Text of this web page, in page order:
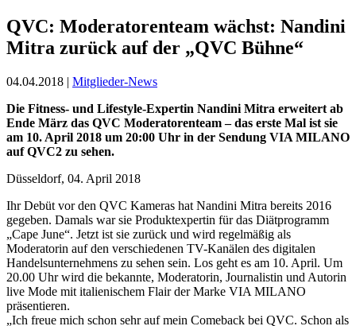
QVC: Moderatorenteam wächst: Nandini
Mitra zurück auf der „QVC Bühne“
04.04.2018 | Mitglieder-News
Die Fitness- und Lifestyle-Expertin Nandini Mitra erweitert ab
Ende März das QVC Moderatorenteam – das erste Mal ist sie
am 10. April 2018 um 20:00 Uhr in der Sendung VIA MILANO
auf QVC2 zu sehen.
Düsseldorf, 04. April 2018
Ihr Debüt vor den QVC Kameras hat Nandini Mitra bereits 2016
gegeben. Damals war sie Produktexpertin für das Diätprogramm
„Cape June“. Jetzt ist sie zurück und wird regelmäßig als
Moderatorin auf den verschiedenen TV-Kanälen des digitalen
Handelsunternehmens zu sehen sein. Los geht es am 10. April. Um
20.00 Uhr wird die bekannte, Moderatorin, Journalistin und Autorin
live Mode mit italienischem Flair der Marke VIA MILANO
präsentieren.
„Ich freue mich schon sehr auf mein Comeback bei QVC. Schon als